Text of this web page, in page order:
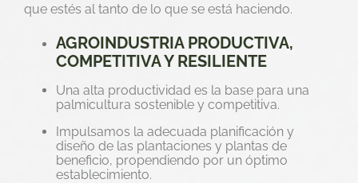
que estés al tanto de lo que se está haciendo.
AGROINDUSTRIA PRODUCTIVA,
COMPETITIVA Y RESILIENTE
Una alta productividad es la base para una
palmicultura sostenible y competitiva.
Impulsamos la adecuada planificación y
diseño de las plantaciones y plantas de
beneficio, propendiendo por un óptimo
establecimiento.